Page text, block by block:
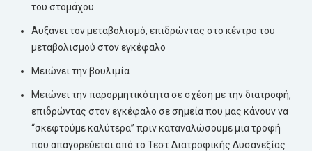
του στομάχου
Αυξάνει τον μεταβολισμό, επιδρώντας στο κέντρο του
μεταβολισμού στον εγκέφαλο
Μειώνει την βουλιμία
Μειώνει την παρορμητικότητα σε σχέση με την διατροφή,
επιδρώντας στον εγκέφαλο σε σημεία που μας κάνουν να
“σκεφτούμε καλύτερα” πριν καταναλώσουμε μια τροφή
που απαγορεύεται από το Τεστ Διατροφικής Δυσανεξίας